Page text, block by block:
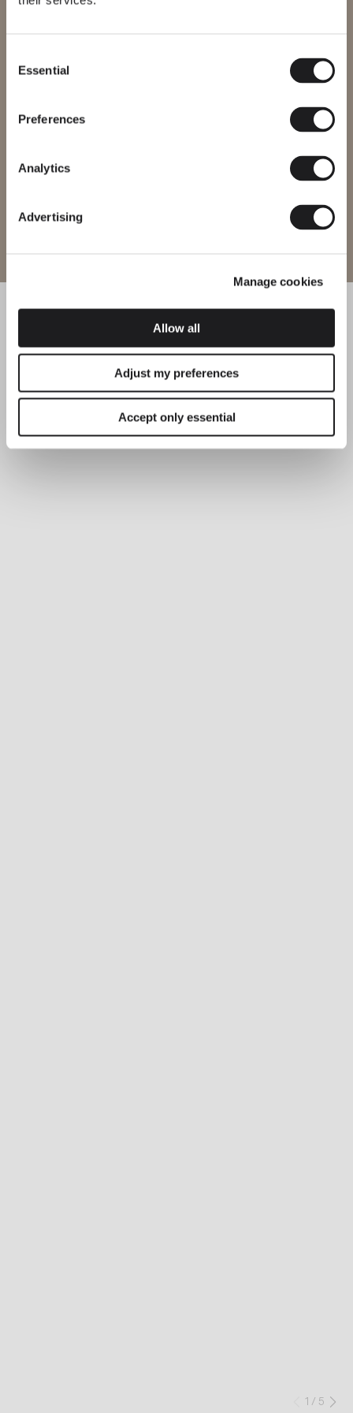
Selection
Essential
Preferences
Analytics
Advertising
Manage cookies
Allow all
Adjust my preferences
Accept only essential
1 / 5
Veuillez sélectionner le site web correspondant à votre région afin
certifications de sécurité locales. Notez que certains produits
peuvent ne pas être disponibles dans toutes les régions.